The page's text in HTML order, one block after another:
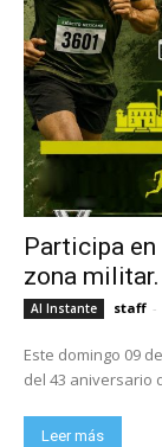
Participa
zona militar.
Al Instante staff -
Este domingo 09 de
Leer más